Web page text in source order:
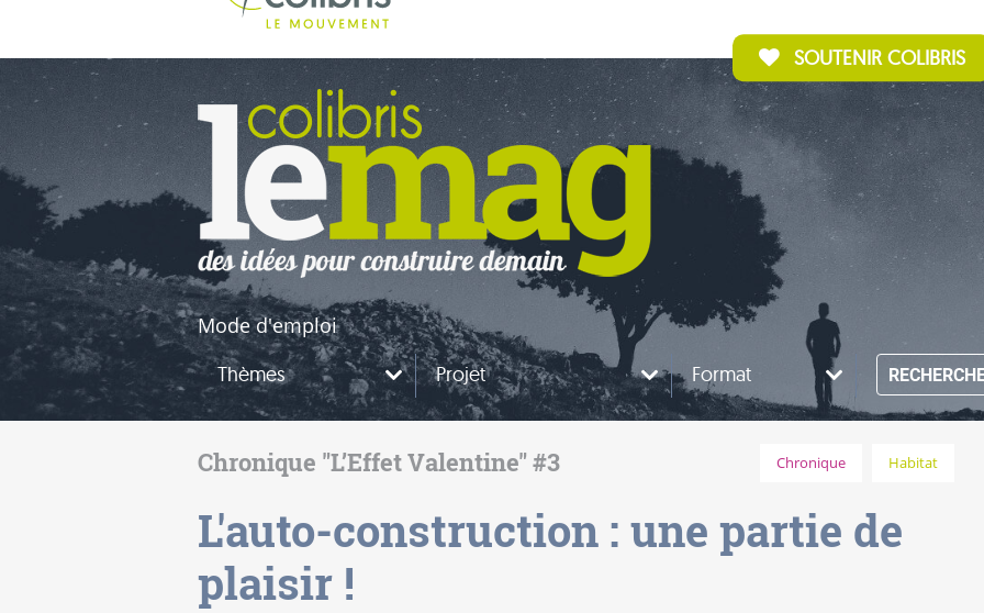
indépendance
SOUTENIR COLIBRIS
Mode d'emploi
Thèmes Projet Format
Chronique "L’Effet Valentine" #3 Chronique Habitat
L'auto-construction : une partie de
plaisir !